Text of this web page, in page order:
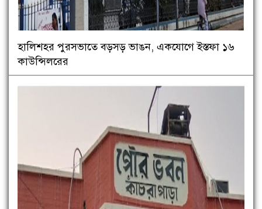
হালিশহর পুরসভাতে বড়সড় ভাঙন, একযোগে ইস্তফা ১৬
কাউন্সিলরের